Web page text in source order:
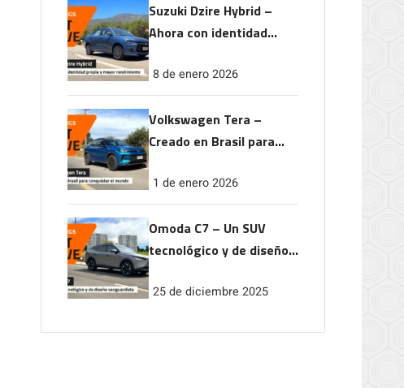
Suzuki Dzire Hybrid –
Ahora con identidad
rendimiento
8 de enero 2026
Volkswagen Tera –
Creado en Brasil para
1 de enero 2026
Omoda C7 – Un SUV
tecnológico y de diseño
25 de diciembre 2025